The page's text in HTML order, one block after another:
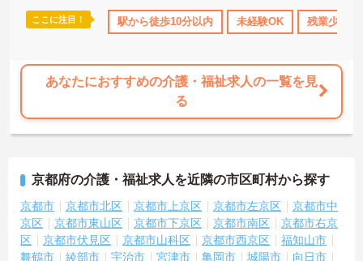
ここに注目！ 駅から徒歩10分以内 未経験OK 残業少なめ
あなたにおすすめの介護・福祉求人の一覧を見
る
京都府の介護・福祉求人を近隣の市区町村から探す
京都市 京都市北区 京都市上京区 京都市左京区
京都市中
京区
京都市東山区 京都市下京区 京都市南区
京都市右京
区
京都市伏見区 京都市山科区 京都市西京区
福知山市
舞鶴市
綾部市 宇治市 宮津市 亀岡市 城陽市
向日市